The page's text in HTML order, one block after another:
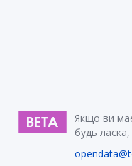
Якщо ви
будь